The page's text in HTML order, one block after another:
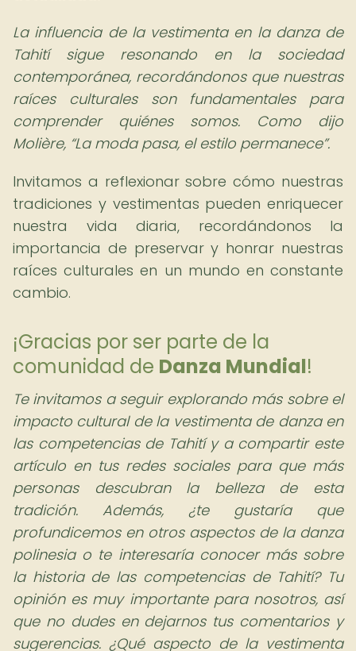
La influencia de la vestimenta en la danza de
Tahití sigue resonando en la sociedad
contemporánea, recordándonos que nuestras
raíces culturales son fundamentales para
comprender quiénes somos. Como dijo
Molière, La moda pasa, el estilo permanece .
Invitamos a reflexionar sobre cómo nuestras
tradiciones y vestimentas pueden enriquecer
nuestra vida diaria, recordándonos la
importancia de preservar y honrar nuestras
raíces culturales en un mundo en constante
cambio.
¡Gracias por ser parte de la
comunidad de Danza Mundial!
Te invitamos a seguir explorando más sobre el
impacto cultural de la vestimenta de danza en
las competencias de Tahití y a compartir este
artículo en tus redes sociales para que más
personas descubran la belleza de esta
tradición. Además, ¿te gustaría que
profundicemos en otros aspectos de la danza
polinesia o te interesaría conocer más sobre
la historia de las competencias de Tahití? Tu
opinión es muy importante para nosotros, así
que no dudes en dejarnos tus comentarios y
sugerencias. ¿Qué aspecto de la vestimenta